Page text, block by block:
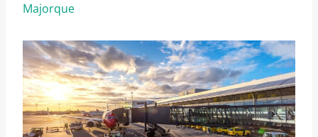
Majorque